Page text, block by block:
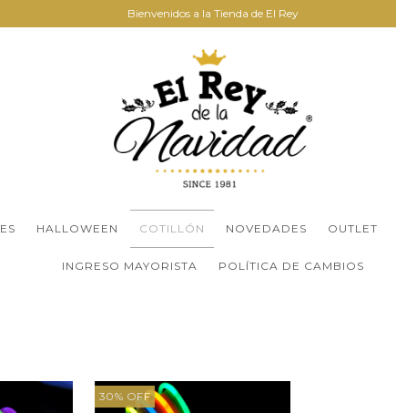
Bienvenidos a la Tienda de El Rey
HALLOWEEN COTILLÓN NOVEDADES OUTLET
INGRESO MAYORISTA POLÍTICA DE CAMBIOS
30% OFF